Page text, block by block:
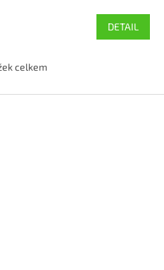
DETAIL
O
l
celkem